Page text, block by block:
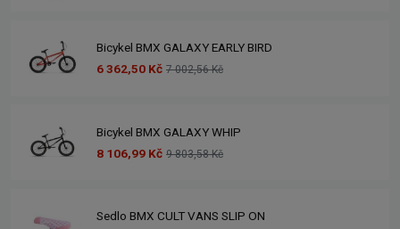
Bicykel BMX GALAXY EARLY BIRD
6 362,50 Kč 7 002,56 Kč
Bicykel BMX GALAXY WHIP
8 106,99 Kč 9 803,58 Kč
Sedlo BMX CULT VANS SLIP ON